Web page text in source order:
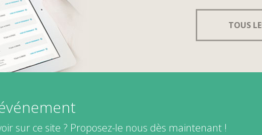
TOUS
sur ce site ? Proposez-le nous dès maintenant !